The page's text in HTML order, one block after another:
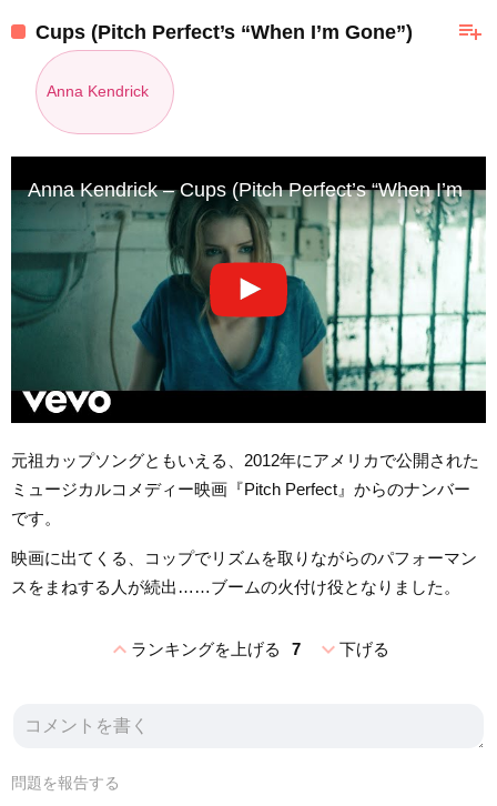
playlist_add
Cups (Pitch Perfect’s “When I’m Gone”)
Anna Kendrick
Anna Kendrick – Cups (Pitch Perfect’s “When I’m
元祖カップソングともいえる、2012年にアメリカで公開された
ミュージカルコメディー映画『Pitch Perfect』からのナンバー
です。
映画に出てくる、コップでリズムを取りながらのパフォーマン
スをまねする人が続出……ブームの火付け役となりました。
expand_lessランキングを上げる 7 expand_more下げる
問題を報告する